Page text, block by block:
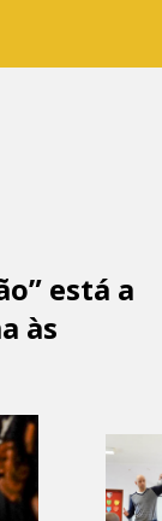
está a
às